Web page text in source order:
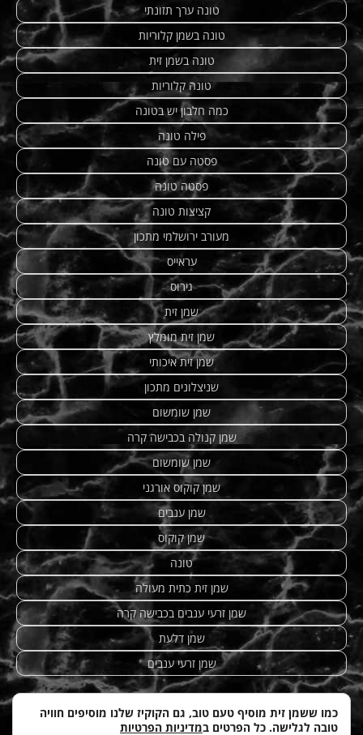
טונה ערך תזונתי
טונה בשמן קלוריות
טונה בשמן זית
טונה קלוריות
כמה חלבון יש בטונה
פילה טונה
פסטה עם טונה
פסטה טונה
קציצות טונה
מעורב ירושלמי מתכון
עראייס
גירוס
שמן זית
שמן זית מומלץ
שמן זית איכותי
שניצלונים מתכון
שמן שומשום
שמן קנולה בכבישה קרה
שמן שומשום
שמן קוקוס אורגני
שמן ענבים
שמן קוקוס
טונה
שמן זית כתית מעולה
שמן זרעי ענבים בכבישה קרה
שמן דלעת
שמן זרעי ענבים
כמו ששמן זית מוסיף טעם טוב, גם הקוקיז שלנו מוסיפים חוויה
טובה לגלישה. כל הפרטים במדיניות הפרטיות